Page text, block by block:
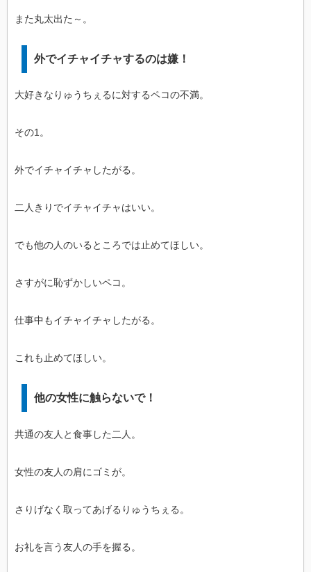
また丸太出た～。
外でイチャイチャするのは嫌！
大好きなりゅうちぇるに対するペコの不満。
その1。
外でイチャイチャしたがる。
二人きりでイチャイチャはいい。
でも他の人のいるところでは止めてほしい。
さすがに恥ずかしいペコ。
仕事中もイチャイチャしたがる。
これも止めてほしい。
他の女性に触らないで！
共通の友人と食事した二人。
女性の友人の肩にゴミが。
さりげなく取ってあげるりゅうちぇる。
お礼を言う友人の手を握る。